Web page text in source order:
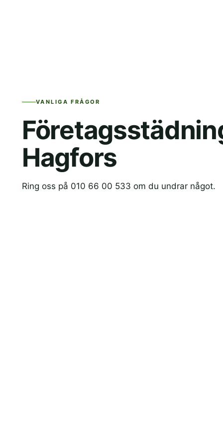
VANLIGA FRÅGOR
Hagfors
Ring oss på 010 66 00 533 om du undrar något.